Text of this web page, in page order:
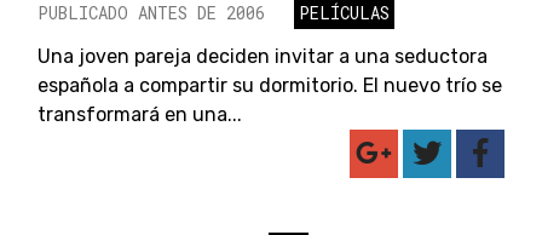
PUBLICADO ANTES DE 2006
PELÍCULAS
Una joven pareja deciden invitar a una seductora
española a compartir su dormitorio. El nuevo trío se
transformará en una...